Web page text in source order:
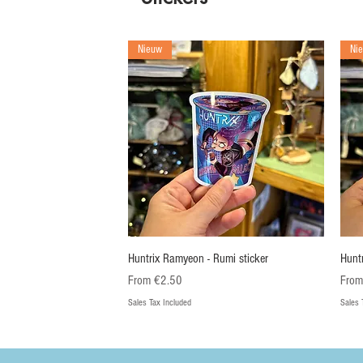
Quick View
Nieuw
Huntrix Ramyeon - Rumi sticker
From€2.50
Sale Price
Sales Tax Included
Sale
Sales